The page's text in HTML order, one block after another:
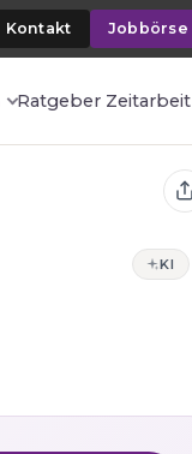
Kontakt Jobbörse
Ratgeber Zeitarbeit
KI